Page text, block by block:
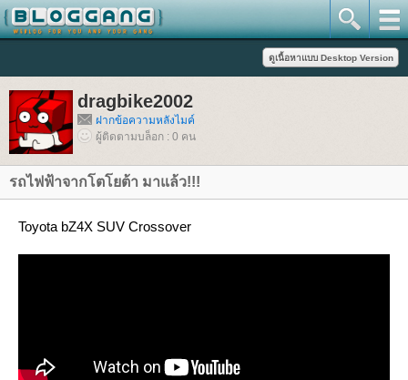
dragbike2002
ฝากข้อความหลังไมค์
ผู้ติดตามบล็อก : 0 คน
รถไฟฟ้าจากโตโยต้า มาแล้ว!!!
Toyota bZ4X SUV Crossover